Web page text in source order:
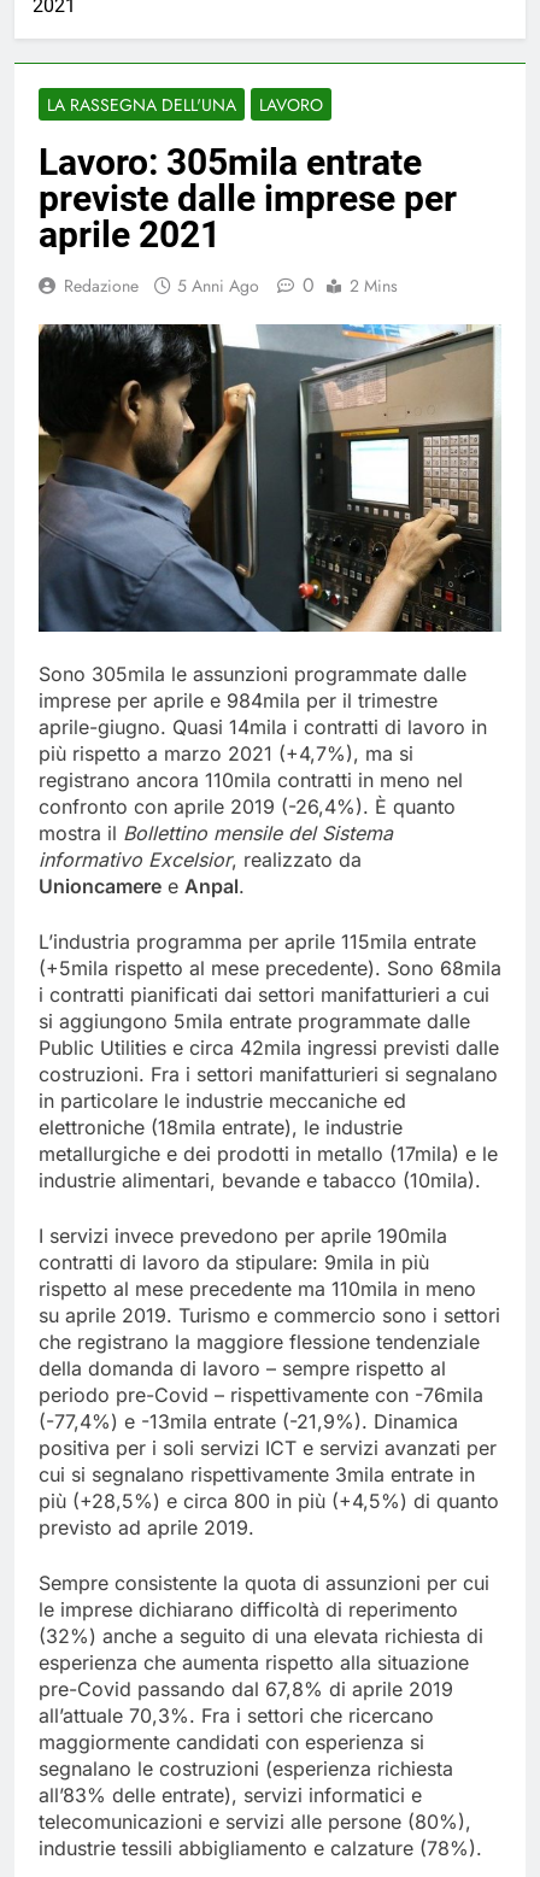
2021
LA RASSEGNA DELL'UNA LAVORO
Lavoro: 305mila entrate
previste dalle imprese per
aprile 2021
Redazione 5 Anni Ago 0 2 Mins
Sono 305mila le assunzioni programmate dalle
imprese per aprile e 984mila per il trimestre
aprile-giugno. Quasi 14mila i contratti di lavoro in
più rispetto a marzo 2021 (+4,7%), ma si
registrano ancora 110mila contratti in meno nel
confronto con aprile 2019 (-26,4%). È quanto
mostra il Bollettino mensile del Sistema
informativo Excelsior, realizzato da
Unioncamere e Anpal.
L’industria programma per aprile 115mila entrate
(+5mila rispetto al mese precedente). Sono 68mila
i contratti pianificati dai settori manifatturieri a cui
si aggiungono 5mila entrate programmate dalle
Public Utilities e circa 42mila ingressi previsti dalle
costruzioni. Fra i settori manifatturieri si segnalano
in particolare le industrie meccaniche ed
elettroniche (18mila entrate), le industrie
metallurgiche e dei prodotti in metallo (17mila) e le
industrie alimentari, bevande e tabacco (10mila).
I servizi invece prevedono per aprile 190mila
contratti di lavoro da stipulare: 9mila in più
rispetto al mese precedente ma 110mila in meno
su aprile 2019. Turismo e commercio sono i settori
che registrano la maggiore flessione tendenziale
della domanda di lavoro – sempre rispetto al
periodo pre-Covid – rispettivamente con -76mila
(-77,4%) e -13mila entrate (-21,9%). Dinamica
positiva per i soli servizi ICT e servizi avanzati per
cui si segnalano rispettivamente 3mila entrate in
più (+28,5%) e circa 800 in più (+4,5%) di quanto
previsto ad aprile 2019.
Sempre consistente la quota di assunzioni per cui
le imprese dichiarano difficoltà di reperimento
(32%) anche a seguito di una elevata richiesta di
esperienza che aumenta rispetto alla situazione
pre-Covid passando dal 67,8% di aprile 2019
all’attuale 70,3%. Fra i settori che ricercano
maggiormente candidati con esperienza si
segnalano le costruzioni (esperienza richiesta
all’83% delle entrate), servizi informatici e
telecomunicazioni e servizi alle persone (80%),
industrie tessili abbigliamento e calzature (78%).